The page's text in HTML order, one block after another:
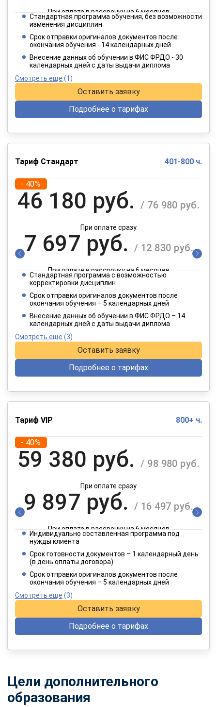
При оплате в рассрочку на 6 месяцев
2 749 руб.
При оплате в рассрочку на 12 месяцев
Стандартная программа обучения, без возможности
изменения дисциплин
Срок отправки оригиналов документов после
окончания обучения - 14 календарных дней
Внесение данных об обучении в ФИС ФРДО - 30
календарных дней с даты выдачи диплома
Смотреть еще (1)
Оставить заявку
Подробнее о тарифах
Тариф Стандарт 401-800 ч.
- 40%
46 180 руб. / 76 980 руб.
При оплате сразу
7 697 руб. / 12 830 руб.
При оплате в рассрочку на 6 месяцев
3 849 руб.
При оплате в рассрочку на 12 месяцев
Стандартная программа с возможностью
корректировки дисциплин
Срок отправки оригиналов документов после
окончания обучения – 5 календарных дней
Внесение данных об обучении в ФИС ФРДО – 14
календарных дней с даты выдачи диплома
Смотреть еще (3)
Оставить заявку
Подробнее о тарифах
Тариф VIP 800+ ч.
- 40%
59 380 руб. / 98 980 руб.
При оплате сразу
9 897 руб. / 16 497 руб.
При оплате в рассрочку на 6 месяцев
4 949 руб. / 8 249 руб.
При оплате в рассрочку на 12 месяцев
Индивидуально составленная программа под
нужды клиента
Срок готовности документов – 1 календарный день
(в день оплаты договора)
Срок отправки оригиналов документов после
окончания обучения – 5 календарных дней
Смотреть еще (3)
Оставить заявку
Подробнее о тарифах
Цели дополнительного
образования